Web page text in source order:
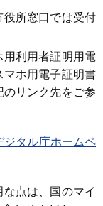
役所窓口では受付
利用者証明用電
マホ用電子証明書
リンク先をご参
ジタル庁ホームペ
点は、国のマイ